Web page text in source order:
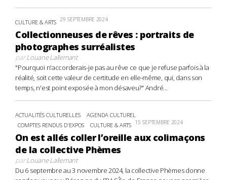
CULTURE & ARTS 29 SEPTEMBRE 2024
Collectionneuses de rêves : portraits de
photographes surréalistes
parLouane Lallemant
"Pourquoi n'accorderais-je pas au rêve ce que je refuse parfois à la
réalité, soit cette valeur de certitude en elle-même, qui, dans son
temps, n'est point exposée à mon désaveu?" André...
ACTUALITÉS CULTURELLES
AGENDA CULTUREL
COMPTES RENDUS D'EXPOS
CULTURE & ARTS 15 SEPTEMBRE 2024
On est allés coller l’oreille aux colimaçons
de la collective Phèmes
parLouane Lallemant
Du 6 septembre au 3 novembre 2024, la collective Phèmes donne